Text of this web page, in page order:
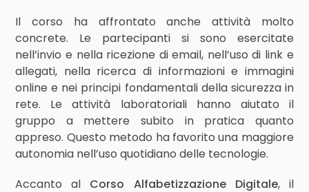
Il corso ha affrontato anche attività molto
concrete. Le partecipanti si sono esercitate
nell’invio e nella ricezione di email, nell’uso di link e
allegati, nella ricerca di informazioni e immagini
online e nei principi fondamentali della sicurezza in
rete. Le attività laboratoriali hanno aiutato il
gruppo a mettere subito in pratica quanto
appreso. Questo metodo ha favorito una maggiore
autonomia nell’uso quotidiano delle tecnologie.
Accanto al Corso Alfabetizzazione Digitale, il